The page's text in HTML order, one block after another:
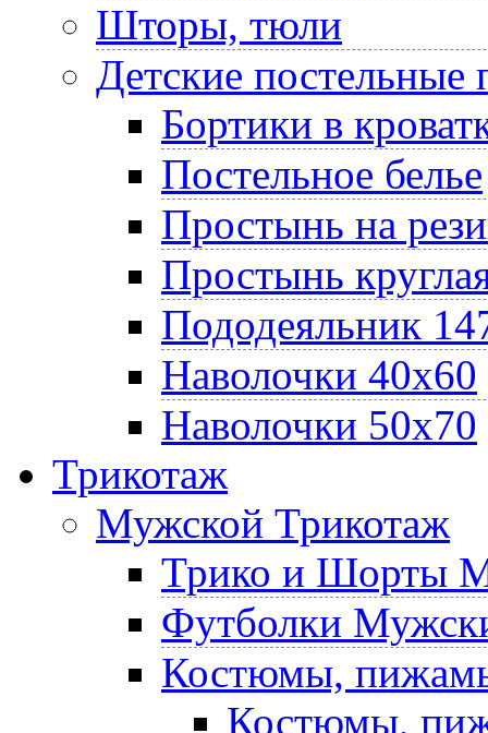
Шторы, тюли
Детские постельные
Бортики в
Постельное белье
Простынь на
Простынь
Пододеяльник
Наволочки 40х60
Наволочки 50х70
Трикотаж
Мужской Трикотаж
Трико и Шорты
Футболки
Костюмы,
Костюмы,